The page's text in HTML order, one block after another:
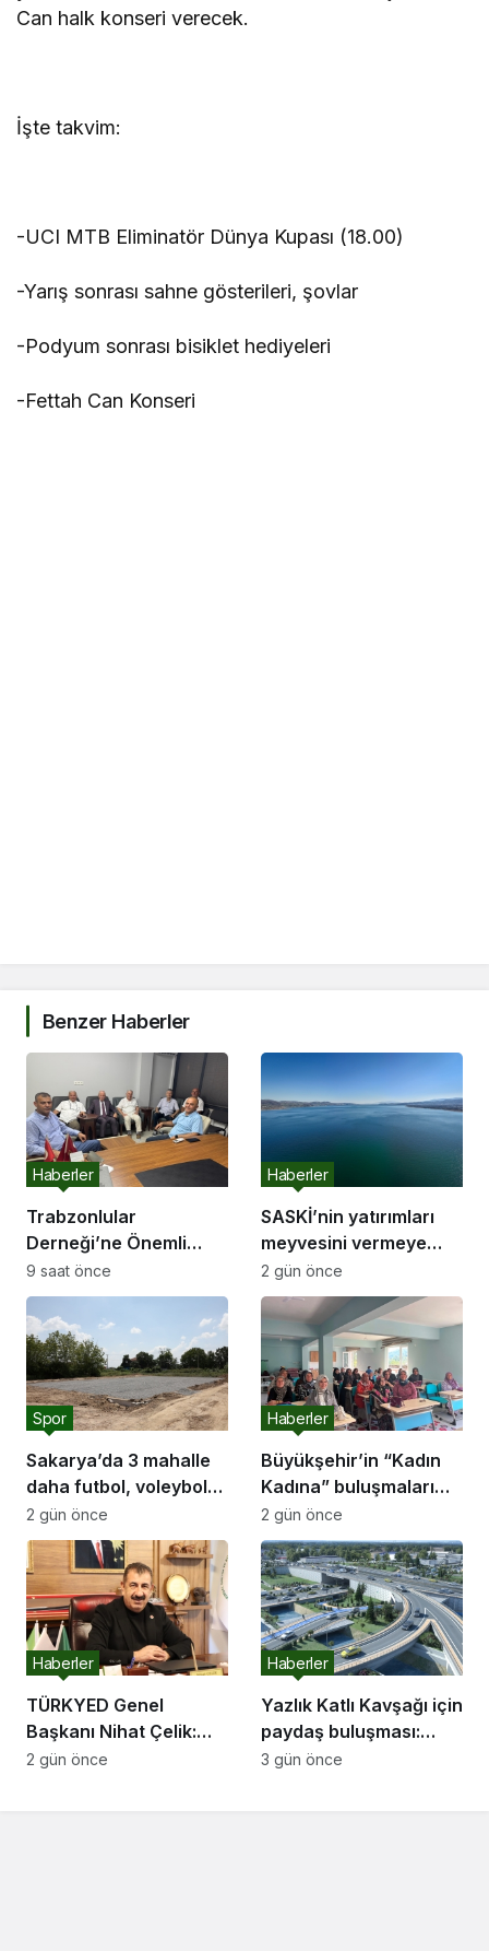
Can halk konseri verecek.
İşte takvim:
-UCI MTB Eliminatör Dünya Kupası (18.00)
-Yarış sonrası sahne gösterileri, şovlar
-Podyum sonrası bisiklet hediyeleri
-Fettah Can Konseri
Benzer Haberler
Trabzonlular
Derneği’ne Önemli
Ziyaret
Haberler
9 saat önce
SASKİ’nin yatırımları
meyvesini vermeye
başladı:
Haberler
2 gün önce
Sakarya’da 3 mahalle
daha futbol, voleybol
ve basketbol sahasına
kavuşuyor
Spor
2 gün önce
Büyükşehir’in “Kadın
Kadına” buluşmaları
Akyazı’da devam etti
Haberler
2 gün önce
TÜRKYED Genel
Başkanı Nihat Çelik:
“Gençliğine Sahip
Haberler
2 gün önce
Yazlık Katlı Kavşağı için
paydaş buluşması:
“İletişim kanallarımız
Haberler
3 gün önce